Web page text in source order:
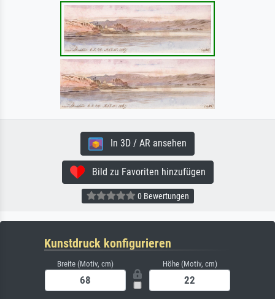
In 3D / AR ansehen
Bild zu Favoriten hinzufügen
0 Bewertungen
Kunstdruck konfigurieren
Breite (Motiv, cm) Höhe (Motiv, cm)